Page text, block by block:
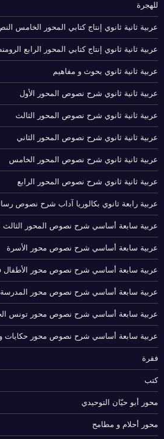
للهجرة
عربية ثانية ثانوي إنتاج كتابي المحور الخامس
عربية ثانية ثانوي إنتاج كتابي المحور الرابع
عربية ثانية ثانوي بحوث و مفاهيم
عربية ثانية ثانوي شرح نصوص المحور الأول
عربية ثانية ثانوي شرح نصوص المحور الثالث
عربية ثانية ثانوي شرح نصوص المحور الثاني
عربية ثانية ثانوي شرح نصوص المحور الخامس
عربية ثانية ثانوي شرح نصوص المحور الرابع
عربية رابعة ثانوي بكالوريا آداب شرح نصوص
عربية سابعة أساسي شرح نصوص المحور الثالث
عربية سابعة أساسي شرح نصوص محور الأسرة
عربية سابعة أساسي شرح نصوص محور الأطفال
عربية سابعة أساسي شرح نصوص محور المدرسة
عربية سابعة أساسي شرح نصوص محور تونس
عربية سابعة أساسي شرح نصوص محور حكايات و
فقرة
كتب
محور أبو حيّان التوحيدي
محور أحلام و مطامح